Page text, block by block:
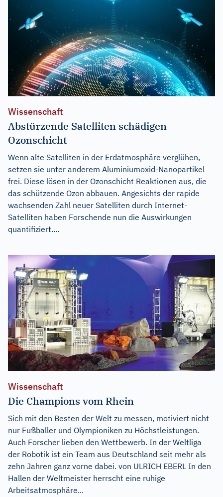
Wissenschaft
Abstürzende Satelliten schädigen
Ozonschicht
Wenn alte Satelliten in der Erdatmosphäre verglühen,
setzen sie unter anderem Aluminiumoxid-Nanopartikel
frei. Diese lösen in der Ozonschicht Reaktionen aus, die
das schützende Ozon abbauen. Angesichts der rapide
wachsenden Zahl neuer Satelliten durch Internet-
Satelliten haben Forschende nun die Auswirkungen
quantifiziert....
Wissenschaft
Die Champions vom Rhein
Sich mit den Besten der Welt zu messen, motiviert nicht
nur Fußballer und Olympioniken zu Höchstleistungen.
Auch Forscher lieben den Wettbewerb. In der Weltliga
der Robotik ist ein Team aus Deutschland seit mehr als
zehn Jahren ganz vorne dabei. von ULRICH EBERL In den
Hallen der Weltmeister herrscht eine ruhige
Arbeitsatmosphäre...